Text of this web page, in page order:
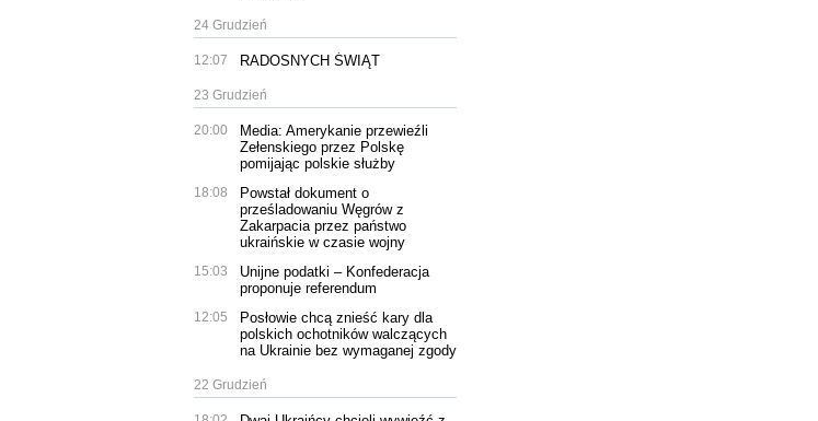
24 Grudzień
12:07 RADOSNYCH ŚWIĄT
23 Grudzień
20:00
Media: Amerykanie przewieźli
Zełenskiego przez Polskę
pomijając polskie służby
18:08
Powstał dokument o
prześladowaniu Węgrów z
Zakarpacia przez państwo
ukraińskie w czasie wojny
15:03
Unijne podatki – Konfederacja
proponuje referendum
12:05
Posłowie chcą znieść kary dla
polskich ochotników walczących
na Ukrainie bez wymaganej zgody
22 Grudzień